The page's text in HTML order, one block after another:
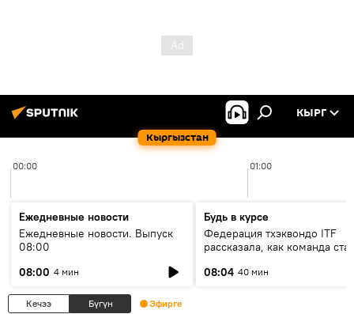
Кыргызстан
КЫРГ
00:00 01:00
Ежедневные новости
Ежедневные новости. Выпуск
08:00
08:00 4 мин
Будь в курсе
Федерация тхэквондо ITF
рассказала, как команда
08:04 40 мин
Кечээ Бүгүн Эфирге